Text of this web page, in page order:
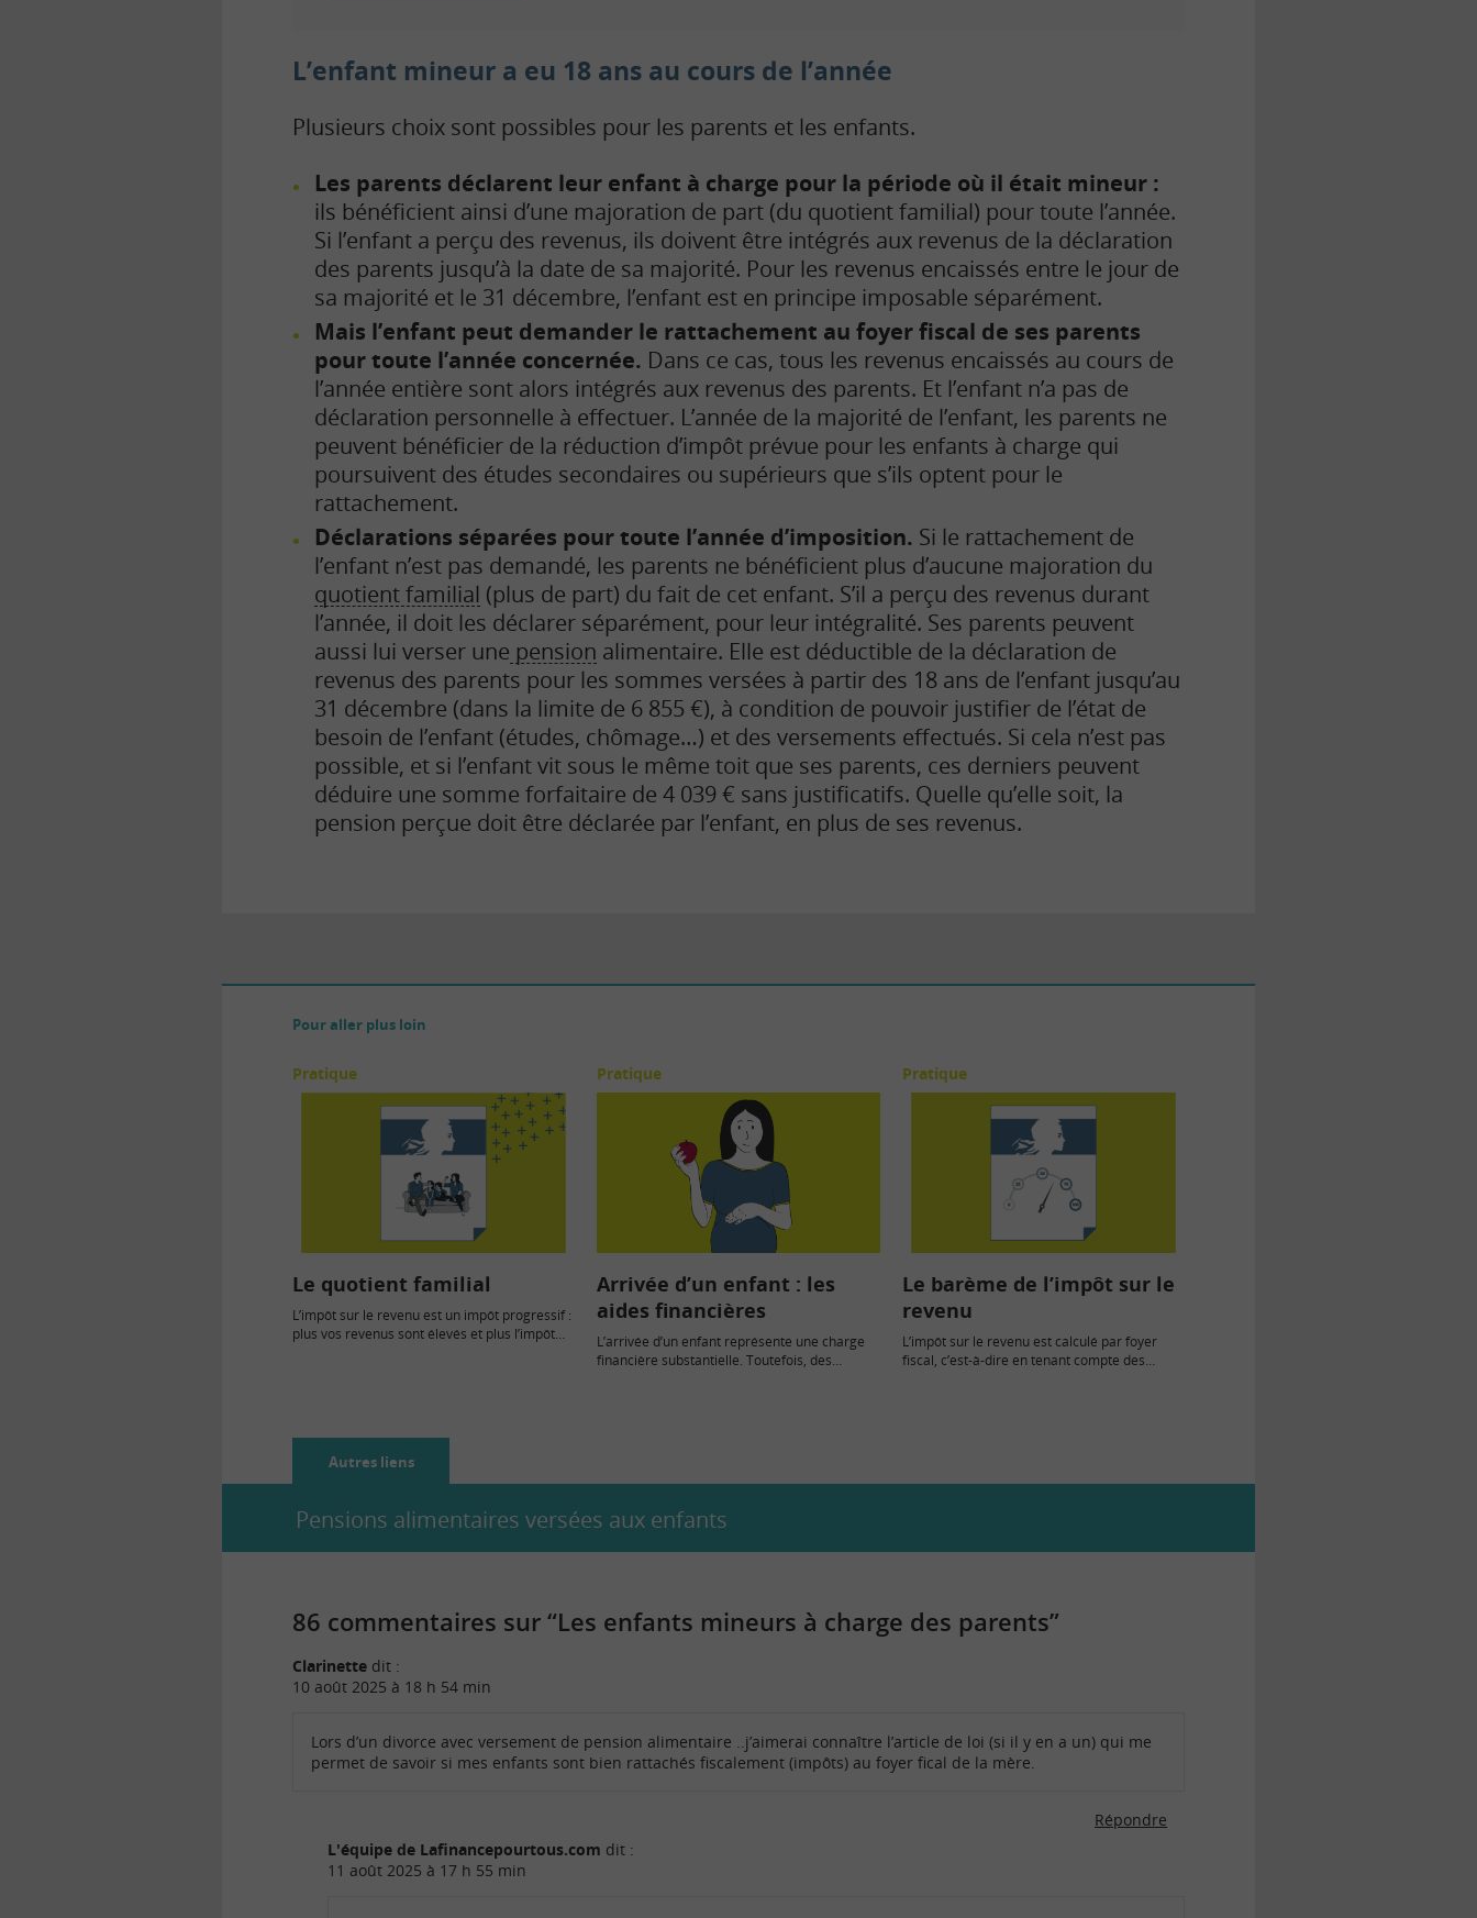
L’enfant mineur a eu 18 ans au cours de l’année
Plusieurs choix sont possibles pour les parents et les enfants.
Les parents déclarent leur enfant à charge pour la période où il était mineur :
ils bénéficient ainsi d’une majoration de part (du quotient familial) pour toute l’année.
Si l’enfant a perçu des revenus, ils doivent être intégrés aux revenus de la déclaration
des parents jusqu’à la date de sa majorité. Pour les revenus encaissés entre le jour de
sa majorité et le 31 décembre, l’enfant est en principe imposable séparément.
Mais l’enfant peut demander le rattachement au foyer fiscal de ses parents
pour toute l’année concernée. Dans ce cas, tous les revenus encaissés au cours de
l’année entière sont alors intégrés aux revenus des parents. Et l’enfant n’a pas de
déclaration personnelle à effectuer. L’année de la majorité de l’enfant, les parents ne
peuvent bénéficier de la réduction d’impôt prévue pour les enfants à charge qui
poursuivent des études secondaires ou supérieurs que s’ils optent pour le
rattachement.
Déclarations séparées pour toute l’année d’imposition. Si le rattachement de
l’enfant n’est pas demandé, les parents ne bénéficient plus d’aucune majoration du
quotient familial (plus de part) du fait de cet enfant. S’il a perçu des revenus durant
l’année, il doit les déclarer séparément, pour leur intégralité. Ses parents peuvent
aussi lui verser une pension alimentaire. Elle est déductible de la déclaration de
revenus des parents pour les sommes versées à partir des 18 ans de l’enfant jusqu’au
31 décembre (dans la limite de 6 855 €), à condition de pouvoir justifier de l’état de
besoin de l’enfant (études, chômage…) et des versements effectués. Si cela n’est pas
possible, et si l’enfant vit sous le même toit que ses parents, ces derniers peuvent
déduire une somme forfaitaire de 4 039 € sans justificatifs. Quelle qu’elle soit, la
pension perçue doit être déclarée par l’enfant, en plus de ses revenus.
Pour aller plus loin
Pratique
Le quotient familial
L’impôt sur le revenu est un impôt progressif :
plus vos revenus sont élevés et plus l’impôt
Pratique
Arrivée d’un enfant : les
aides financières
L’arrivée d’un enfant représente une charge
financière substantielle. Toutefois, des
Pratique
Le barème de l’impôt sur le
revenu
L’impôt sur le revenu est calculé par foyer
fiscal, c’est-à-dire en tenant compte des
Autres liens
Pensions alimentaires versées aux enfants
86 commentaires sur “Les enfants mineurs à charge des parents”
Clarinette dit :
10 août 2025 à 18 h 54 min
Lors d’un divorce avec versement de pension alimentaire ..j’aimerai connaître l’article de loi (si il y en a un) qui me
permet de savoir si mes enfants sont bien rattachés fiscalement (impôts) au foyer fical de la mère.
Répondre
L'équipe de Lafinancepourtous.com dit :
11 août 2025 à 17 h 55 min